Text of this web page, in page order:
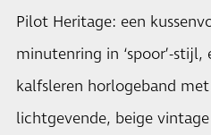
Pilot Heritage: een
minutenring in ‘spoor’-
kalfsleren horlogeband
lichtgevende, beige